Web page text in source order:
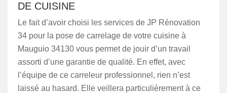
DE CUISINE
Le fait d’avoir choisi les services de JP Rénovation
34 pour la pose de carrelage de votre cuisine à
Mauguio 34130 vous permet de jouir d’un travail
assorti d’une garantie de qualité. En effet, avec
l’équipe de ce carreleur professionnel, rien n’est
laissé au hasard. Elle veillera particulièrement à ce